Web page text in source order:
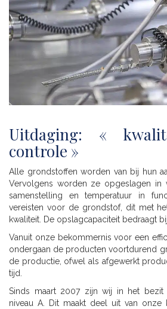
Uitdaging: «
controle »
Alle grondstoffen worden van bij hun
Vervolgens worden ze opgeslagen in
samenstelling en temperatuur in
vereisten voor de grondstof, dit met
kwaliteit. De opslagcapaciteit bedraagt
Vanuit onze bekommernis voor een
ondergaan de producten voortdurend
de productie, ofwel als afgewerkt
tijd.
Sinds maart 2007 zijn wij in het bezit
niveau A. Dit maakt deel uit van onze